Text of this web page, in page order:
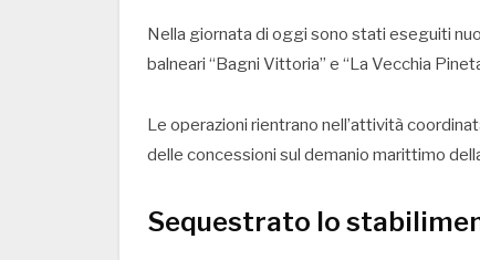
Nella giornata di oggi sono stati eseguiti
balneari “Bagni Vittoria” e “La Vecchia
Le operazioni rientrano nell’attività
delle concessioni sul demanio marittimo
Sequestrato lo